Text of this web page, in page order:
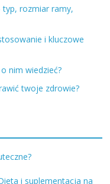
typ, rozmiar ramy,
i kluczowe
nim wiedzieć?
twoje zdrowie?
i suplementacja na